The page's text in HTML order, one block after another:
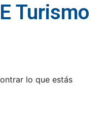
Turismo
lo que estás